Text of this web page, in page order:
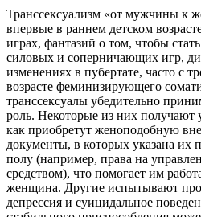
Транссексуализм «от мужчины к
впервые в раннем детском
играх, фантазий о том, чтобы
силовых и соперничающих игр,
изменениях в пубертате, часто с
возрасте феминизирующего
транссексуалы убедительно
роль. Некоторые из них получают
как приобретут женоподобную
документы, в которых указана их
полу (например, права на
средством), что помогает им
женщина. Другие испытывают
депрессия и суицидальное